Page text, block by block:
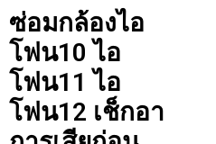
ซ่อมกล้องไอ
โฟน10 ไอ
โฟน11 ไอ
โฟน12 เช็กอา